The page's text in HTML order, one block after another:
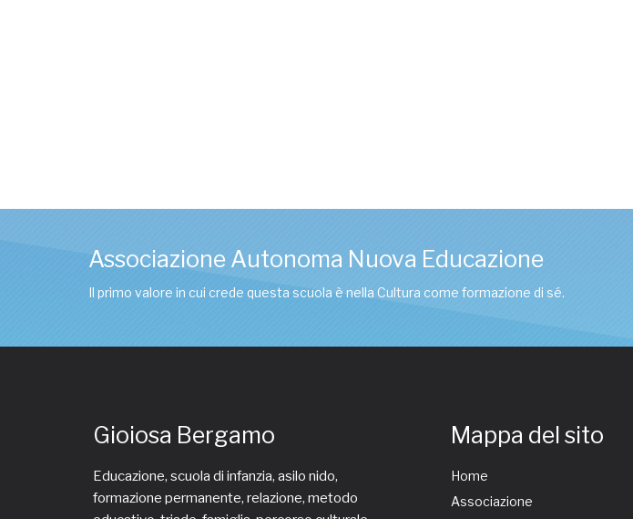
Associazione Autonoma Nuova Educazione
Il primo valore in cui crede questa scuola è nella Cultura come formazione di sé.
Gioiosa Bergamo
Educazione, scuola di infanzia, asilo nido,
formazione permanente, relazione, metodo
Mappa del sito
Home
Associazione